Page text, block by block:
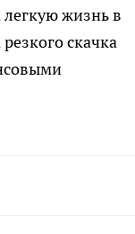
жизнь в
скачка